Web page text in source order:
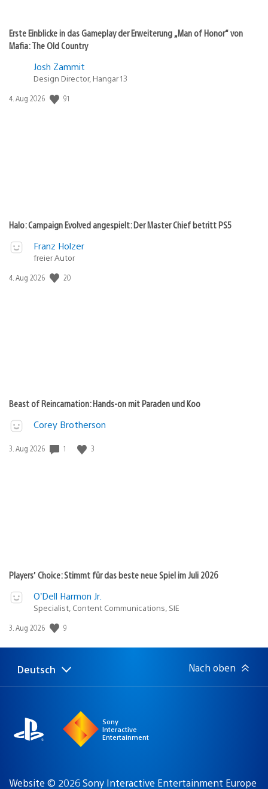
Erste Einblicke in das Gameplay der Erweiterung „Man of Honor“ von
Mafia: The Old Country
Josh Zammit
Design Director, Hangar 13
Veröffentlichungsdatum:
4. Aug 2026 91
Halo: Campaign Evolved angespielt: Der Master Chief betritt PS5
Franz Holzer
freier Autor
Veröffentlichungsdatum:
4. Aug 2026 20
Beast of Reincarnation: Hands-on mit Paraden und Koo
Corey Brotherson
Veröffentlichungsdatum:
3. Aug 2026 1 3
Players’ Choice: Stimmt für das beste neue Spiel im Juli 2026
O’Dell Harmon Jr.
Specialist, Content Communications, SIE
Veröffentlichungsdatum:
3. Aug 2026 9
Select
Aktuelle
Deutsch Nach oben
Sony
Interactive
Entertainment
Website © 2026 Sony Interactive Entertainment Europe